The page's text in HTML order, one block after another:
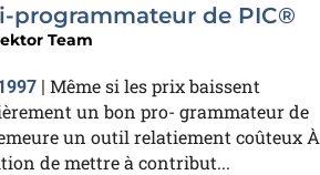
programmateur de PIC®
Team
| Même si les prix baissent
un bon pro- grammateur de
un outil relatiement coûteux À
de mettre à contribut...